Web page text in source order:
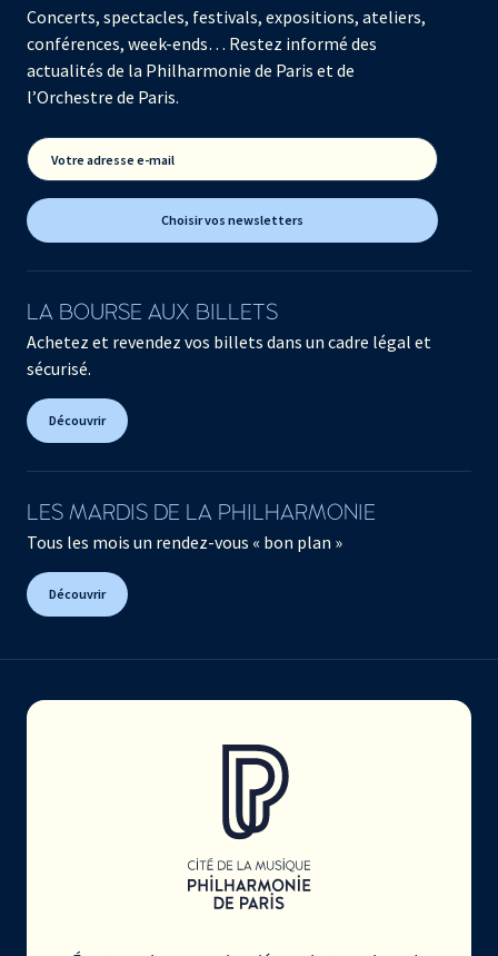
Concerts, spectacles, festivals, expositions, ateliers,
conférences, week-ends… Restez informé des
actualités de la Philharmonie de Paris et de
l’Orchestre de Paris.
Votre adresse e-mail
Choisir vos newsletters
LA BOURSE AUX BILLETS
Achetez et revendez vos billets dans un cadre légal et
sécurisé.
Découvrir
LES MARDIS DE LA PHILHARMONIE
Tous les mois un rendez-vous « bon plan »
Découvrir